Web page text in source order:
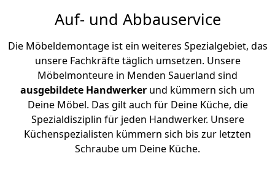
Auf- und Abbauservice
Die Möbeldemontage ist ein weiteres Spezialgebiet, das
unsere Fachkräfte täglich umsetzen. Unsere
Möbelmonteure in Menden Sauerland sind
ausgebildete Handwerker und kümmern sich um
Deine Möbel. Das gilt auch für Deine Küche, die
Spezialdisziplin für jeden Handwerker. Unsere
Küchenspezialisten kümmern sich bis zur letzten
Schraube um Deine Küche.